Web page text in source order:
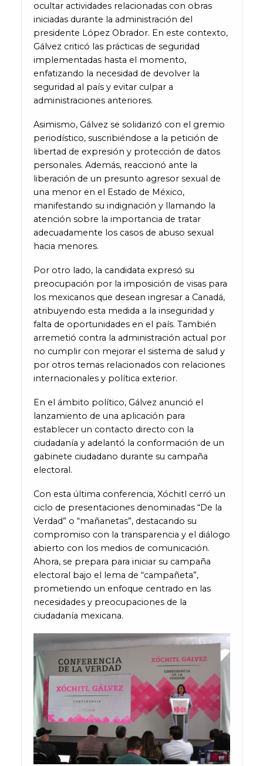
ocultar actividades relacionadas con obras
iniciadas durante la administración del
presidente López Obrador. En este contexto,
Gálvez criticó las prácticas de seguridad
implementadas hasta el momento,
enfatizando la necesidad de devolver la
seguridad al país y evitar culpar a
administraciones anteriores.
Asimismo, Gálvez se solidarizó con el gremio
periodístico, suscribiéndose a la petición de
libertad de expresión y protección de datos
personales. Además, reaccionó ante la
liberación de un presunto agresor sexual de
una menor en el Estado de México,
manifestando su indignación y llamando la
atención sobre la importancia de tratar
adecuadamente los casos de abuso sexual
hacia menores.
Por otro lado, la candidata expresó su
preocupación por la imposición de visas para
los mexicanos que desean ingresar a Canadá,
atribuyendo esta medida a la inseguridad y
falta de oportunidades en el país. También
arremetió contra la administración actual por
no cumplir con mejorar el sistema de salud y
por otros temas relacionados con relaciones
internacionales y política exterior.
En el ámbito político, Gálvez anunció el
lanzamiento de una aplicación para
establecer un contacto directo con la
ciudadanía y adelantó la conformación de un
gabinete ciudadano durante su campaña
electoral.
Con esta última conferencia, Xóchitl cerró un
ciclo de presentaciones denominadas “De la
Verdad” o “mañanetas”, destacando su
compromiso con la transparencia y el diálogo
abierto con los medios de comunicación.
Ahora, se prepara para iniciar su campaña
electoral bajo el lema de “campañeta”,
prometiendo un enfoque centrado en las
necesidades y preocupaciones de la
ciudadanía mexicana.